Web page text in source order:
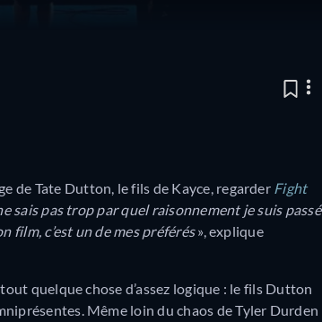
de Tate Dutton, le fils de Kayce, regarder Fight
sais pas trop par quel raisonnement je suis passé
film, c’est un de mes préférés», explique
quelque chose d’assez logique : le fils Dutton
Même loin du chaos de Tyler Durden